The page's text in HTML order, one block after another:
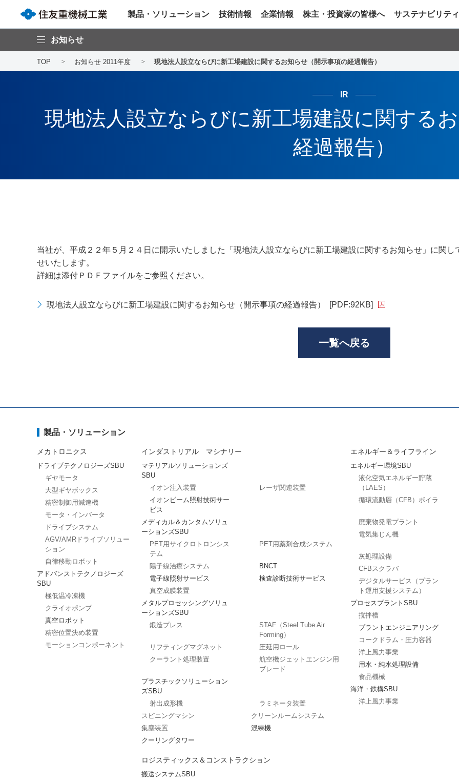
製品・ソリューション 技術情報 企業情報 株主・投資家の皆様へ サステナビリティ
お知らせ
TOP お知らせ 2011年度 現地法人設立ならびに新工場建設に関するお知らせ（開示事項の経過報告）
IR
現地法人設立ならびに新工場建設に関する
経過報告）
当社が、平成２２年５月２４日に開示いたしました「現地法人設立ならびに新工場建設に関するお知らせ」に関
せいたします。
詳細は添付ＰＤＦファイルをご参照ください。
現地法人設立ならびに新工場建設に関するお知らせ（開示事項の経過報告） [PDF:92KB]
一覧へ戻る
製品・ソリューション
メカトロニクス
ドライブテクノロジーズSBU
ギヤモータ
大型ギヤボックス
精密制御用減速機
モータ・インバータ
ドライブシステム
AGV/AMRドライブソリュー
ション
自律移動ロボット
アドバンストテクノロジーズ
SBU
極低温冷凍機
クライオポンプ
真空ロボット
精密位置決め装置
モーションコンポーネント
インダストリアル マシナリー
マテリアルソリューションズ
SBU
イオン注入装置
レーザ関連装置
イオンビーム照射技術サー
ビス
メディカル＆カンタムソリュ
ーションズSBU
PET用サイクロトロンシス
テム
PET用薬剤合成システム
陽子線治療システム
BNCT
電子線照射サービス
検査診断技術サービス
真空成膜装置
メタルプロセッシングソリュ
ーションズSBU
鍛造プレス
STAF（Steel Tube Air
Forming）
リフティングマグネット
圧延用ロール
クーラント処理装置
航空機ジェットエンジン用
ブレード
プラスチックソリューション
ズSBU
射出成形機
ラミネータ装置
スピニングマシン
クリーンルームシステム
集塵装置
混練機
クーリングタワー
ロジスティックス＆コンストラクション
搬送システムSBU
エネルギー＆ライフライン
エネルギー環境SBU
液化空気エネルギー貯蔵
（LAES）
循環流動層（CFB）ボイラ
廃棄物発電プラント
電気集じん機
灰処理設備
CFBスクラバ
デジタルサービス（プラン
ト運用支援システム）
プロセスプラントSBU
撹拌槽
プラントエンジニアリング
コークドラム・圧力容器
洋上風力事業
用水・純水処理設備
食品機械
海洋・鉄構SBU
洋上風力事業